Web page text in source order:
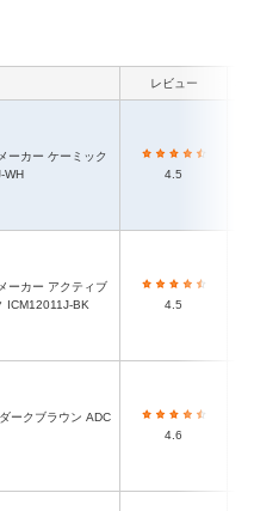
レビュー
WH
4.5
ICM12011J-BK
4.5
4.6